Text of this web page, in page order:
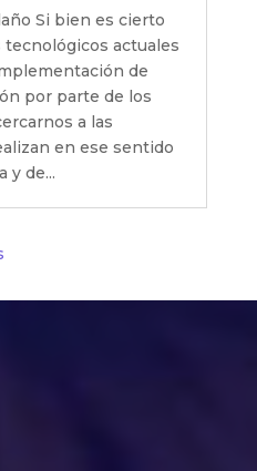
Si bien es cierto
actuales
de
por parte de los
a las
en ese sentido
y de...